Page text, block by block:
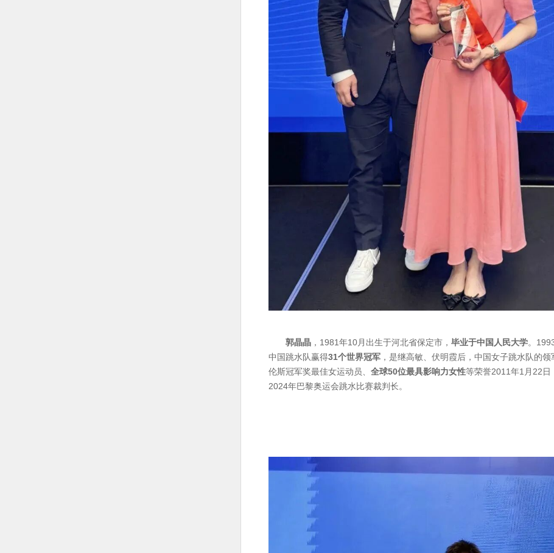
郭晶晶，1981年10月出生于河北省保定市， 毕业于中国人民大学。
中国跳水队赢得31个世界冠军，是继高敏、伏明霞后，中国女子跳水队的领
伦斯冠军奖最佳女运动员、 全球50位最具影响力女性等荣誉2011年1月22日
2024年巴黎奥运会跳水比赛裁判长。